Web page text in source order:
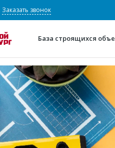
Заказать звонок
База строящихся